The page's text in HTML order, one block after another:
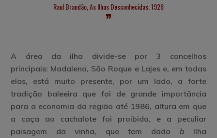
Raul Brandão, As Ilhas Desconhecidas, 1926
A área da ilha divide-se por 3 concelhos
principais: Madalena, São Roque eLajese, em todas
elas, está muito presente, por um lado, a forte
tradição baleeira que foi de grande importância
para a economia da região até 1986, altura em que
a caça ao cachalote foi proibida, e a peculiar
paisagem da vinha, que tem dado à Ilha